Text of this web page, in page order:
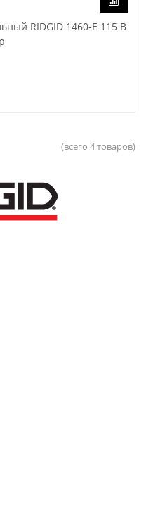
RIDGID 1460-E 115 В
(всего 4 товаров)